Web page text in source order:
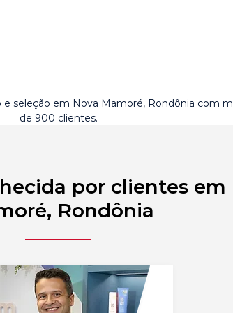
seleção em Nova Mamoré, Rondônia com
de 900 clientes.
por clientes em
Rondônia